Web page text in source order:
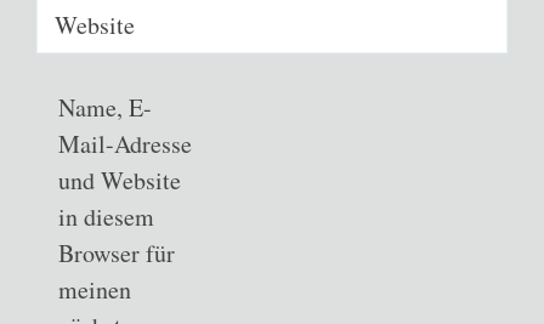
Website
Name, E-
Mail-Adresse
und Website
in diesem
Browser für
meinen